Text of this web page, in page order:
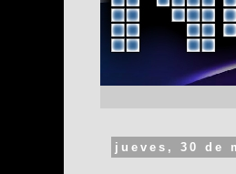
jueves, 30 de